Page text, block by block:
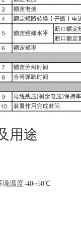
用途
境温度-40~50℃